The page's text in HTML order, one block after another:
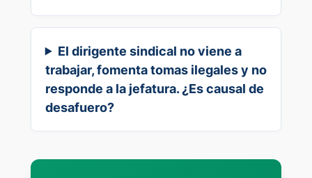
El dirigente sindical no viene a
trabajar, fomenta tomas ilegales y no
responde a la jefatura. ¿Es causal de
desafuero?